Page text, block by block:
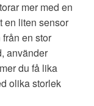
mer med en
en liten sensor
en stor
använder
du få lika
olika storlek